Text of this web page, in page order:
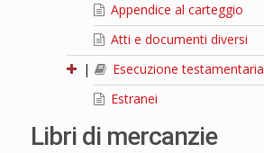
Appendice al carteggio
Atti e documenti diversi
|
Esecuzione testamentaria
Estranei
Libri di mercanzie